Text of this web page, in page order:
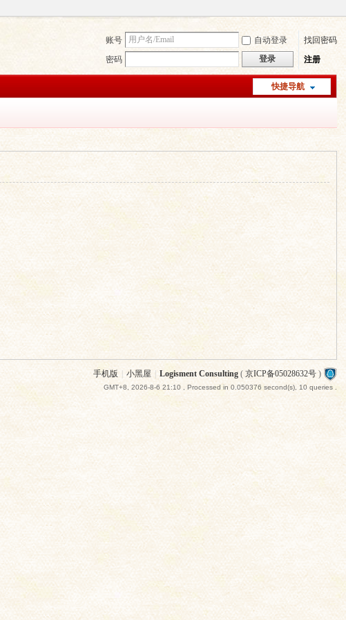
账号 自动登录
找回密码
密码
登录 注册
快捷导航
手机版 小黑屋 Logisment Consulting( 京ICP备05028632号)
GMT+8, 2026-8-6 21:10, Processed in 0.050376 second(s), 10 queries .